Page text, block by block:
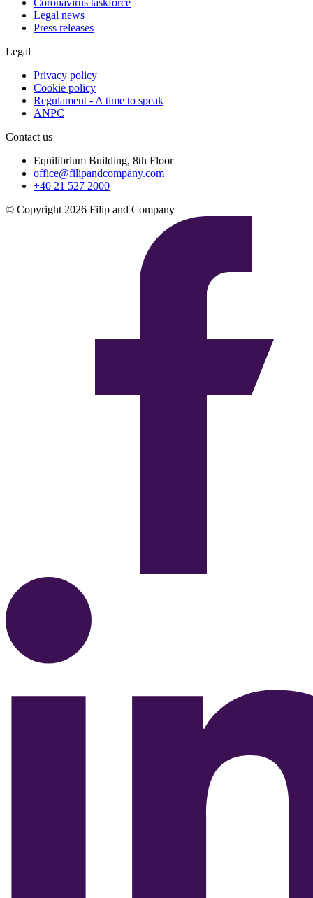
Legal news
Press releases
Legal
Privacy policy
Cookie policy
Regulament - A time to speak
ANPC
Contact us
Equilibrium Building, 8th Floor
office@filipandcompany.com
+40 21 527 2000
© Copyright 2026 Filip and Company